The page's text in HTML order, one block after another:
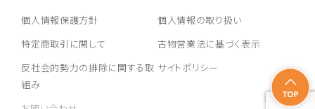
個人情報保護方針
個人情報の取り扱い
特定商取引に関して
古物営業法に基づく表示
反社会的勢力の排除に関する取
組み
サイトポリシー